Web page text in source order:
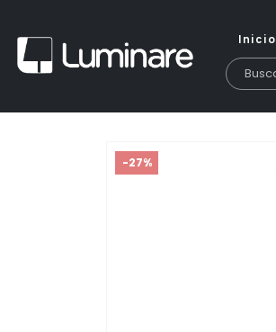
Inicio
-27%